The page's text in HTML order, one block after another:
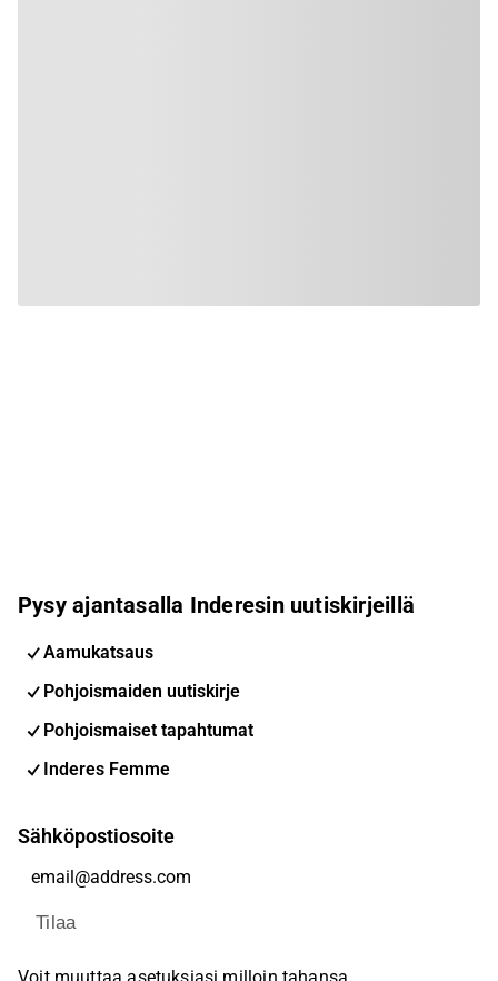
Pysy ajantasalla Inderesin uutiskirjeillä
Aamukatsaus
Pohjoismaiden uutiskirje
Pohjoismaiset tapahtumat
Inderes Femme
Sähköpostiosoite
Tilaa